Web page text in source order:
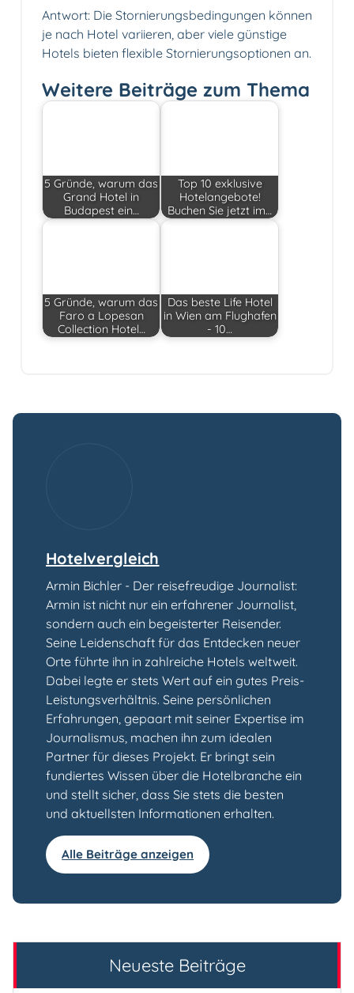
Antwort: Die Stornierungsbedingungen können
je nach Hotel variieren, aber viele günstige
Hotels bieten flexible Stornierungsoptionen an.
Weitere Beiträge zum Thema
5 Gründe, warum das
Grand Hotel in
Budapest ein…
Top 10 exklusive
Hotelangebote!
Buchen Sie jetzt im…
5 Gründe, warum das
Faro a Lopesan
Collection Hotel…
Das beste Life Hotel
in Wien am Flughafen
- 10…
Hotelvergleich
Armin Bichler - Der reisefreudige Journalist:
Armin ist nicht nur ein erfahrener Journalist,
sondern auch ein begeisterter Reisender.
Seine Leidenschaft für das Entdecken neuer
Orte führte ihn in zahlreiche Hotels weltweit.
Dabei legte er stets Wert auf ein gutes Preis-
Leistungsverhältnis. Seine persönlichen
Erfahrungen, gepaart mit seiner Expertise im
Journalismus, machen ihn zum idealen
Partner für dieses Projekt. Er bringt sein
fundiertes Wissen über die Hotelbranche ein
und stellt sicher, dass Sie stets die besten
und aktuellsten Informationen erhalten.
Alle Beiträge anzeigen
Neueste Beiträge